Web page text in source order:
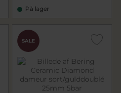
På lager
SALE